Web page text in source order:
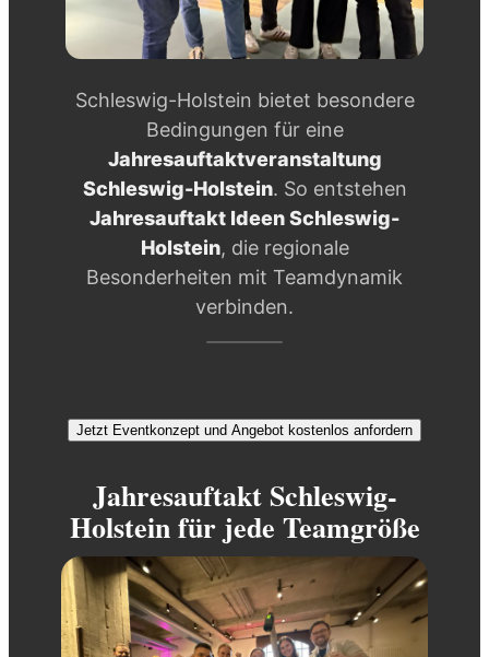
Schleswig-Holstein bietet besondere
Bedingungen für eine
Jahresauftaktveranstaltung
Schleswig-Holstein. So entstehen
Jahresauftakt Ideen Schleswig-
Holstein, die regionale
Besonderheiten mit Teamdynamik
verbinden.
Jetzt Eventkonzept und Angebot kostenlos anfordern
Jahresauftakt Schleswig-
Holstein für jede Teamgröße